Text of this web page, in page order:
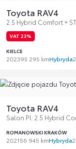
Toyota RAV4
2.5 Hybrid Comfort +
VAT 23%
KIELCE
202395 295 kmHybryda
Toyota RAV4
Salon Pl: 2.5 Hybrid
ROMANOWSKI KRAKÓW
202156 945 kmHybryda